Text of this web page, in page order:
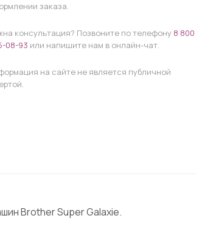
заказа.
консультация? Позвоните по телефону 8 800
08-93 или напишите нам в онлайн-чат.
на сайте не является публичной
Brother Super Galaxie.